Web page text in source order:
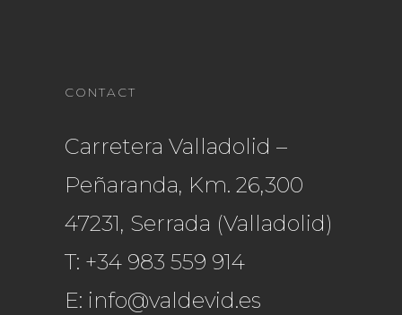
CONTACT
Carretera Valladolid –
Peñaranda, Km. 26,300
47231, Serrada (Valladolid)
T: +34 983 559 914
E: info@valdevid.es